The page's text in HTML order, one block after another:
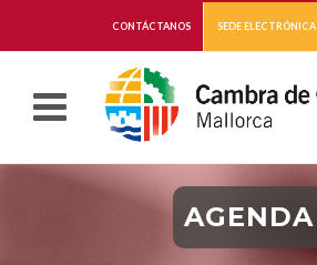
CONTÁCTANOS SEDE ELECTRÓNICA
AGENDA